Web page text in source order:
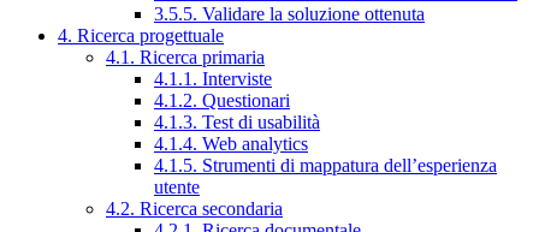
3.5.5. Validare la soluzione ottenuta
4. Ricerca progettuale
4.1. Ricerca primaria
4.1.1. Interviste
4.1.2. Questionari
4.1.3. Test di usabilità
4.1.4. Web analytics
4.1.5. Strumenti di mappatura dell’esperienza
utente
4.2. Ricerca secondaria